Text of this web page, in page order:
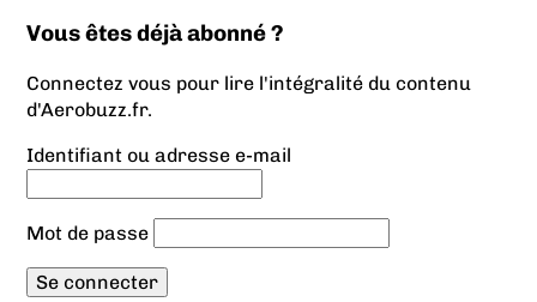
Vous êtes déjà abonné ?
Connectez vous pour lire l'intégralité du contenu
d'Aerobuzz.fr.
Identifiant ou adresse e-mail
Mot de passe